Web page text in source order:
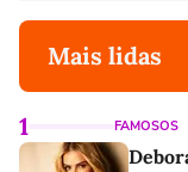
Mais lidas
1 FAMOSOS